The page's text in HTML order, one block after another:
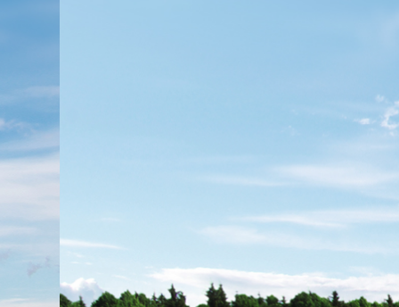
15年技术沉淀
用创新服务好每一
淳然科技，整厂环境治